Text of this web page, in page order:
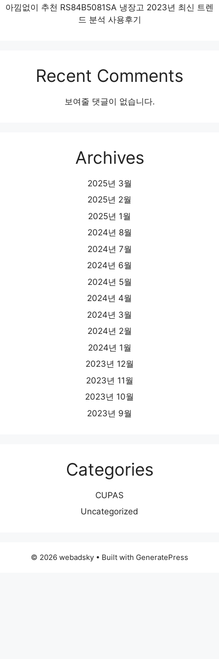
아낌없이 추천 RS84B5081SA 냉장고 2023년 최신 트렌
드 분석 사용후기
Recent Comments
보여줄 댓글이 없습니다.
Archives
2025년 3월
2025년 2월
2025년 1월
2024년 8월
2024년 7월
2024년 6월
2024년 5월
2024년 4월
2024년 3월
2024년 2월
2024년 1월
2023년 12월
2023년 11월
2023년 10월
2023년 9월
Categories
CUPAS
Uncategorized
© 2026 webadsky • Built with GeneratePress